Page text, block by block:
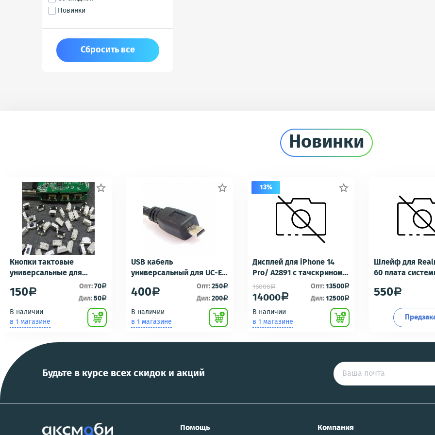
Новинки
Сбросить все
Новинки

Кнопки тактовые
универсальные для
сигнализаций (кнопки,
ключи) Scher-Khan,
Tomahawk, Pandora, KGB,
Pantera, Alligator и другие
150a Опт:70a
Дил:50a
В наличии
в 1 магазине

USB кабель
универсальный для UC-E6
UC-E16 UC-E17 зарядка/
подключению к пк для
NIKON/SONY COOL
PIX/PANASONIC/OLYMPUS
400a Опт:250a
Дил:200a
В наличии
в 1 магазине

Дисплей для iPhone 14
Pro/ A2891 с тачскрином
Черный - OR100 с разбора
идеальное состояние
16000a
14000a
13%
Опт:13500a
Дил:12500a
В наличии
в 1 магазине
Шлейф для
60 плата
гарнитуры/
Премиум
550a
Будьте в курсе всех скидок и акций
Помощь Компания